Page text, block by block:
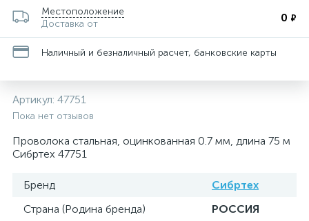
Местоположение
Доставка от
0 ₽
Наличный и безналичный расчет, банковские карты
Артикул: 47751
Пока нет отзывов
Проволока стальная, оцинкованная 0.7 мм, длина 75 м
Сибртех 47751
Бренд
Сибртех
Страна (Родина бренда)
РОССИЯ